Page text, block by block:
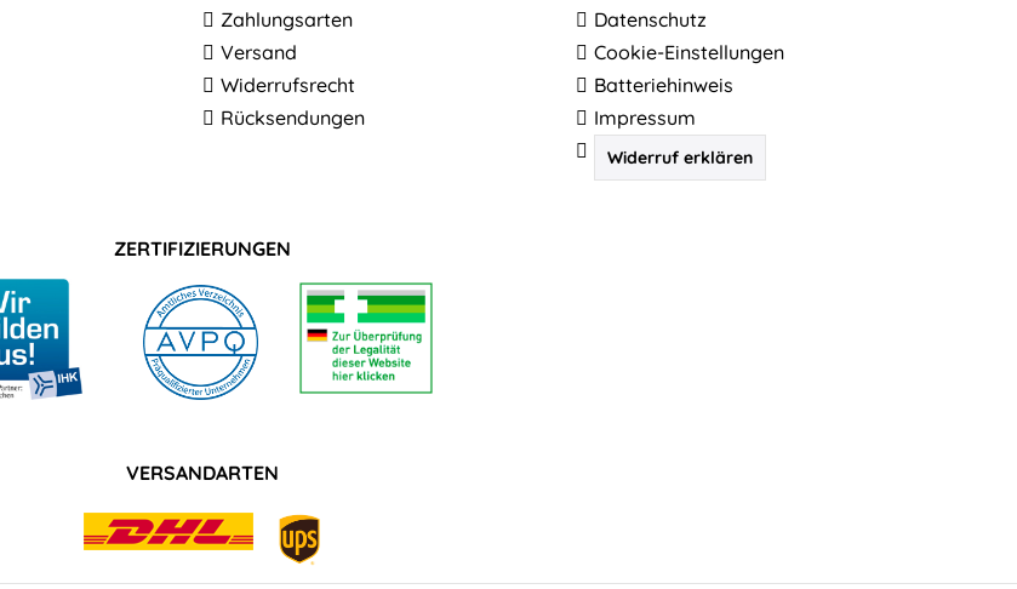
Zahlungsarten
Versand
Widerrufsrecht
Rücksendungen
Datenschutz
Cookie-Einstellungen
Batteriehinweis
Impressum
Widerruf erklären
ZERTIFIZIERUNGEN
VERSANDARTEN